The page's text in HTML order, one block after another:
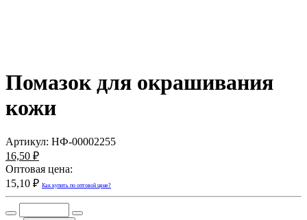
Помазок для окрашивания
кожи
Артикул: НФ-00002255
16,50 ₽
Оптовая цена:
15,10 ₽ Как купить по оптовой цене?